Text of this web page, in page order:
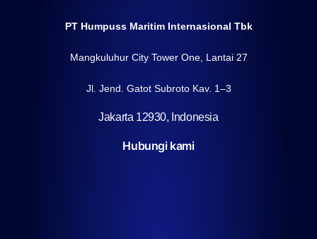
PT Humpuss Maritim Internasional Tbk
Mangkuluhur City Tower One, Lantai 27
Jl. Jend. Gatot Subroto Kav. 1–3
Jakarta 12930, Indonesia
Hubungi kami